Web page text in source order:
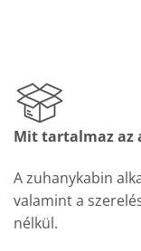
Mit tartalmaz az
A zuhanykabin
valamint a
nélkül.